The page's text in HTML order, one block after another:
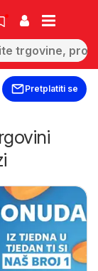
Pretplatiti se